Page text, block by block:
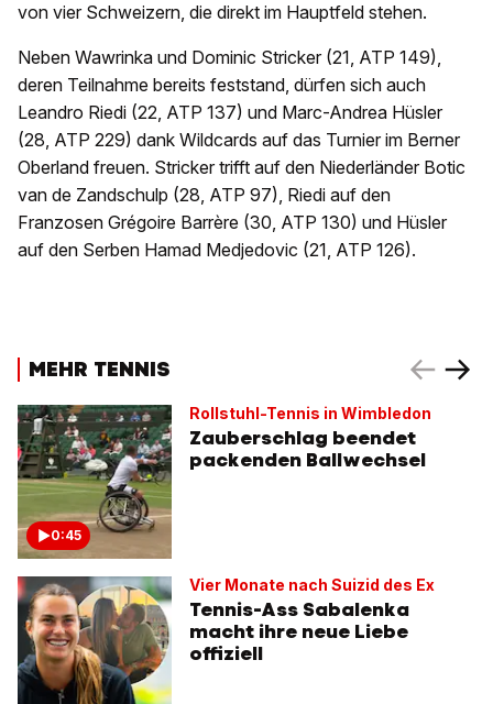
von vier Schweizern, die direkt im Hauptfeld stehen.
Neben Wawrinka und Dominic Stricker (21, ATP 149),
deren Teilnahme bereits feststand, dürfen sich auch
Leandro Riedi (22, ATP 137) und Marc-Andrea Hüsler
(28, ATP 229) dank Wildcards auf das Turnier im Berner
Oberland freuen. Stricker trifft auf den Niederländer Botic
van de Zandschulp (28, ATP 97), Riedi auf den
Franzosen Grégoire Barrère (30, ATP 130) und Hüsler
auf den Serben Hamad Medjedovic (21, ATP 126).
MEHR TENNIS
0:45
Rollstuhl-Tennis in Wimbledon
Zauberschlag beendet
packenden Ballwechsel
Vier Monate nach Suizid des Ex
Tennis-Ass Sabalenka
macht ihre neue Liebe
offiziell